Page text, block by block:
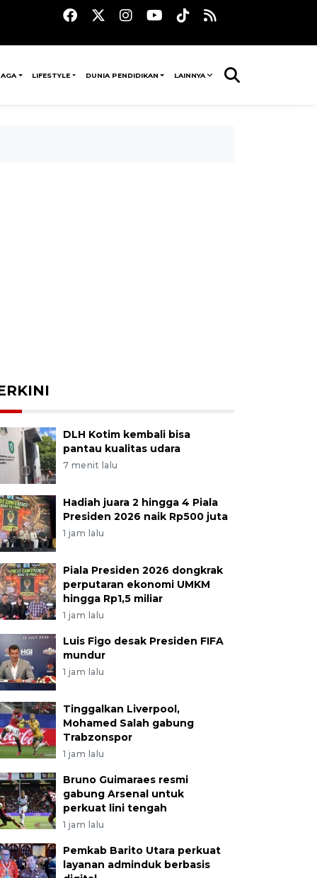
LIFESTYLE DUNIA PENDIDIKAN LAINNYA
DLH Kotim kembali bisa
pantau kualitas udara
7 menit lalu
Hadiah juara 2 hingga 4 Piala
Presiden 2026 naik Rp500 juta
1 jam lalu
Piala Presiden 2026 dongkrak
perputaran ekonomi UMKM
hingga Rp1,5 miliar
1 jam lalu
Luis Figo desak Presiden FIFA
mundur
1 jam lalu
Tinggalkan Liverpool,
Mohamed Salah gabung
Trabzonspor
1 jam lalu
Bruno Guimaraes resmi
gabung Arsenal untuk
perkuat lini tengah
1 jam lalu
Pemkab Barito Utara perkuat
layanan adminduk berbasis